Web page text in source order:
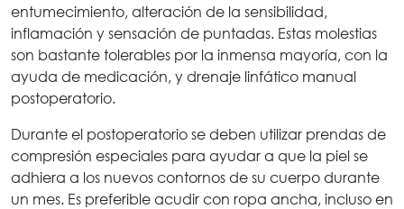
entumecimiento, alteración de la sensibilidad,
inflamación y sensación de puntadas. Estas molestias
son bastante tolerables por la inmensa mayoría, con la
ayuda de medicación, y drenaje linfático manual
postoperatorio.
Durante el postoperatorio se deben utilizar prendas de
compresión especiales para ayudar a que la piel se
adhiera a los nuevos contornos de su cuerpo durante
un mes. Es preferible acudir con ropa ancha, incluso en